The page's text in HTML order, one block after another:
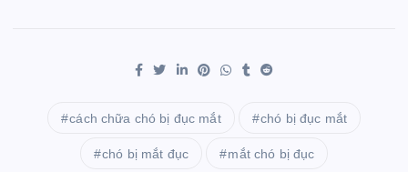
cách chữa chó bị đục mắt chó bị đục mắt
chó bị mắt đục mắt chó bị đục